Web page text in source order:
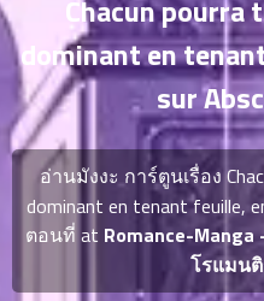
ญี่ปุ่น
จบแล้ว
Chacun pourra
dominant en
sur
อ่านมังงะ การ์ตูนเรื่อง
dominant en tenant feuille,
ตอนที่ at Romance-
โรแมน
ที่
5
ตอน
ที่
6
ตอน
น